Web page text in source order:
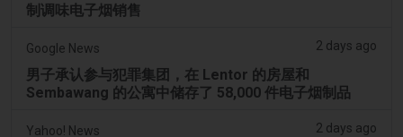
制调味电子烟销售
Google News 2 days ago
男子承认参与犯罪集团，在 Lentor 的房屋和
Sembawang 的公寓中储存了 58,000 件电子烟制品
Yahoo! News 2 days ago